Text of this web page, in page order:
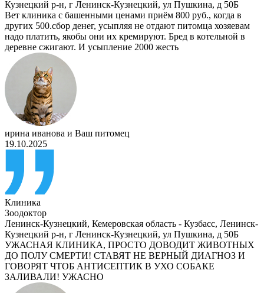
Кузнецкий р-н, г Ленинск-Кузнецкий, ул Пушкина, д 50Б
Вет клиника с башенными ценами приём 800 руб., когда в
других 500.сбор денег, усыпляя не отдают питомца хозяевам
надо платить, якобы они их кремируют. Бред в котельной в
деревне сжигают. И усыпление 2000 жесть
ирина иванова и Ваш питомец
19.10.2025
Клиника
Зоодоктор
Ленинск-Кузнецкий, Кемеровская область - Кузбасс, Ленинск-
Кузнецкий р-н, г Ленинск-Кузнецкий, ул Пушкина, д 50Б
УЖАСНАЯ КЛИНИКА, ПРОСТО ДОВОДИТ ЖИВОТНЫХ
ДО ПОЛУ СМЕРТИ! СТАВЯТ НЕ ВЕРНЫЙ ДИАГНОЗ И
ГОВОРЯТ ЧТОБ АНТИСЕПТИК В УХО СОБАКЕ
ЗАЛИВАЛИ! УЖАСНО